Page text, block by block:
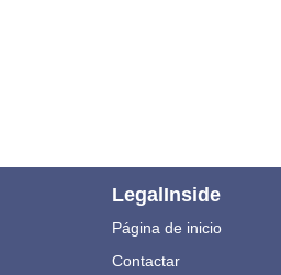
LegalInside
Página de inicio
Contactar